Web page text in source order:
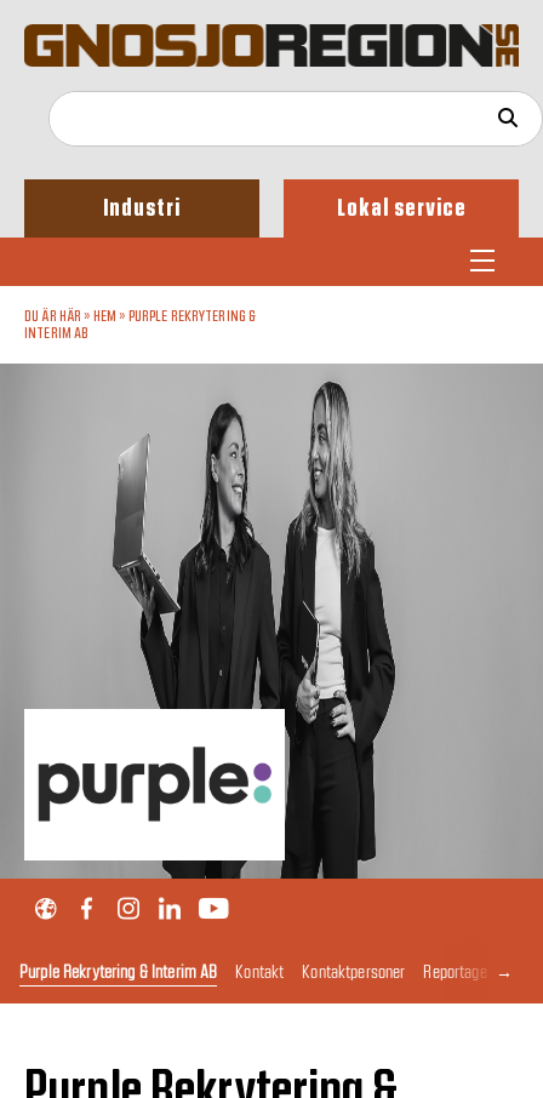
Industri Lokal service
DU ÄR HÄR » HEM » PURPLE REKRYTERING &
INTERIM AB
Purple Rekrytering & Interim AB Kontakt Kontaktpersoner Reportage →